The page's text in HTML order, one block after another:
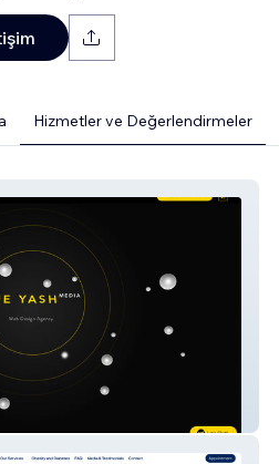
Hizmetler ve Değerlendirmeler